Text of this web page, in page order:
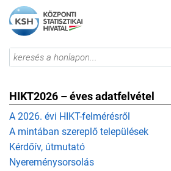
HIKT2026 – éves adatfelvétel
A 2026. évi HIKT-felmérésről
A mintában szereplő települések
Kérdőív, útmutató
Nyereménysorsolás